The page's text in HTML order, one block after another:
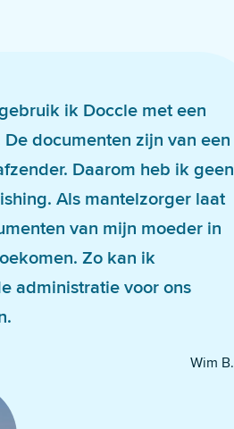
ik Doccle met een
documenten zijn van een
Daarom heb ik geen
Als mantelzorger laat
van mijn moeder in
Zo kan ik
administratie voor ons
Wim B.